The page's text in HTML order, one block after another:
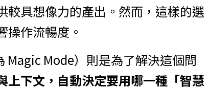
較具想像力的產出。然而，這樣的選
操作流暢度。
Magic Mode）則是為了解決這個問
上下文，自動決定要用哪一種「智慧